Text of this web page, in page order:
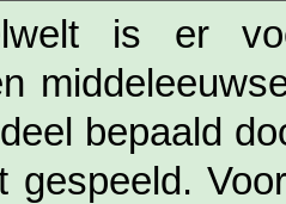
is er
bepaald
gespeeld.